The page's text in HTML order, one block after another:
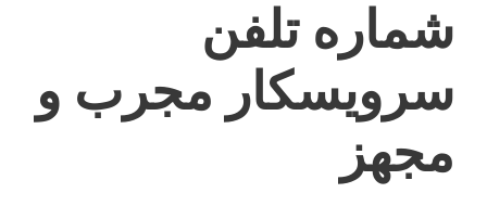
شماره تلفن
سرویسکار مجرب و
مجهز